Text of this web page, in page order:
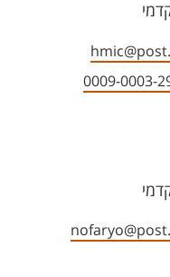
0009-0003-